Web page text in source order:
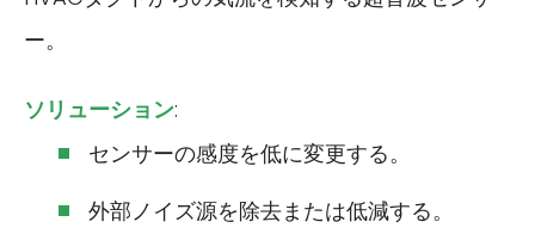
ー。
ソリューション:
センサーの感度を低に変更する。
外部ノイズ源を除去または低減する。